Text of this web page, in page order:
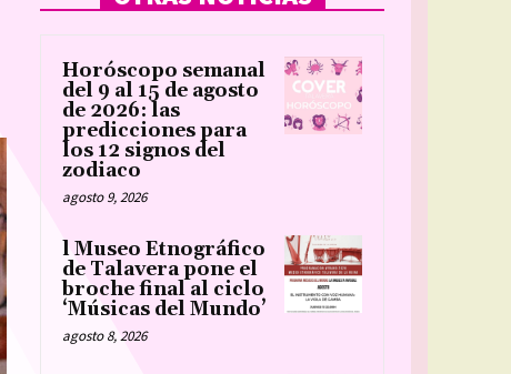
Horóscopo semanal
del 9 al 15 de agosto
de 2026: las
predicciones para
los 12 signos del
zodiaco
agosto 9, 2026
l Museo Etnográfico
de Talavera pone el
broche final al ciclo
‘Músicas del Mundo’
agosto 8, 2026